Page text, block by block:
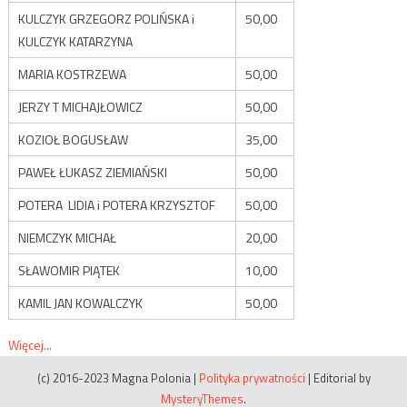
KULCZYK GRZEGORZ POLIŃSKA i
KULCZYK KATARZYNA
50,00
MARIA KOSTRZEWA
50,00
JERZY T MICHAJŁOWICZ
50,00
KOZIOŁ BOGUSŁAW
35,00
PAWEŁ ŁUKASZ ZIEMIAŃSKI
50,00
POTERA LIDIA i POTERA KRZYSZTOF
50,00
NIEMCZYK MICHAŁ
20,00
SŁAWOMIR PIĄTEK
10,00
KAMIL JAN KOWALCZYK
50,00
Więcej...
(c) 2016-2023 Magna Polonia | Polityka prywatności | Editorial by
MysteryThemes.